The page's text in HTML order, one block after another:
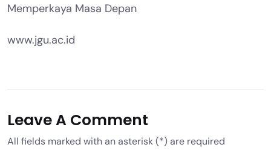
Memperkaya Masa Depan
www.jgu.ac.id
Leave A Comment
All fields marked with an asterisk (*) are required